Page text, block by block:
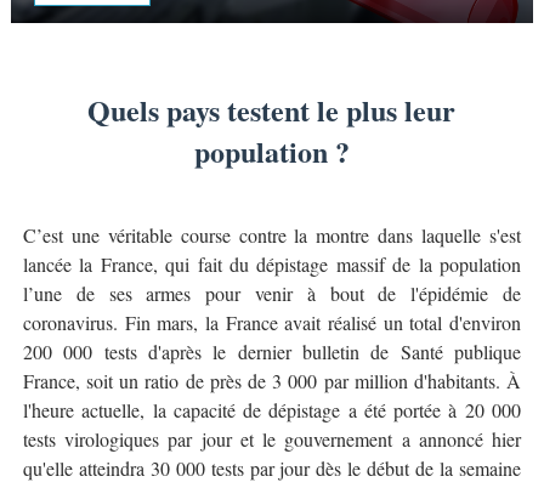
Quels pays testent le plus leur
population ?
C’est une véritable course contre la montre dans laquelle s'est
lancée la France, qui fait du dépistage massif de la population
l’une de ses armes pour venir à bout de l'épidémie de
coronavirus. Fin mars, la France avait réalisé un total d'environ
200 000 tests d'après le dernier bulletin de Santé publique
France, soit un ratio de près de 3 000 par million d'habitants. À
l'heure actuelle, la capacité de dépistage a été portée à 20 000
tests virologiques par jour et le gouvernement a annoncé hier
qu'elle atteindra 30 000 tests par jour dès le début de la semaine